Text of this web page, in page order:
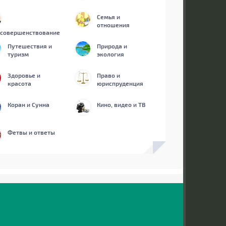
Семья и
отношения
Путешествия и
туризм
Природа и
экология
Здоровье и
красота
Право и
юриспруденция
Коран и Сунна Кино, видео и ТВ
Фетвы и ответы